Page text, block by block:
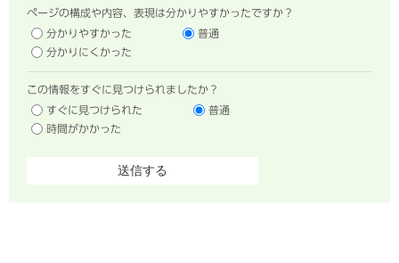
ページの構成や内容、表現は分かりやすかったですか？
分かりやすかった
普通
分かりにくかった
この情報をすぐに見つけられましたか？
すぐに見つけられた
普通
時間がかかった